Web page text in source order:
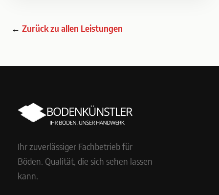
← Zurück zu allen Leistungen
Ihr zuverlässiger Fachbetrieb für
Böden. Qualität, die sich sehen lassen
kann.